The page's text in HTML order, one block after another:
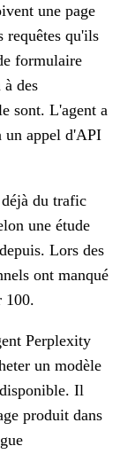
une page
requêtes qu'ils
formulaire
des
sont. L'agent a
un appel d'API
du trafic
une étude
Lors des
ont manqué
100.
Perplexity
un modèle
Il
produit dans